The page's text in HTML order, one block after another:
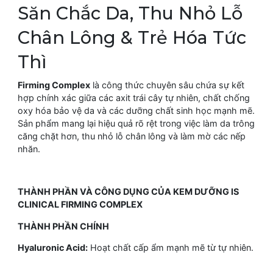
Săn Chắc Da, Thu Nhỏ Lỗ
Chân Lông & Trẻ Hóa Tức
Thì
Firming Complex là công thức chuyên sâu chứa sự kết
hợp chính xác giữa các axit trái cây tự nhiên, chất chống
oxy hóa bảo vệ da và các dưỡng chất sinh học mạnh mẽ.
Sản phẩm mang lại hiệu quả rõ rệt trong việc làm da trông
căng chặt hơn, thu nhỏ lỗ chân lông và làm mờ các nếp
nhăn.
THÀNH PHẦN VÀ CÔNG DỤNG CỦA KEM DƯỠNG IS
CLINICAL FIRMING COMPLEX
THÀNH PHẦN CHÍNH
Hyaluronic Acid: Hoạt chất cấp ẩm mạnh mẽ từ tự nhiên.